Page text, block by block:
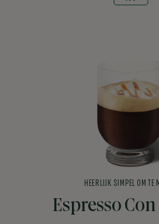
Espresso
HEERLIJK SIMPEL OM TE